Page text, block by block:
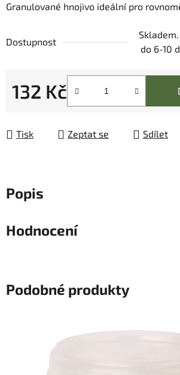
Granulované hnojivo ideální pro
Dostupnost
do 6-10
132 Kč
Tisk Zeptat se Sdílet
Popis
Hodnocení
Podobné produkty